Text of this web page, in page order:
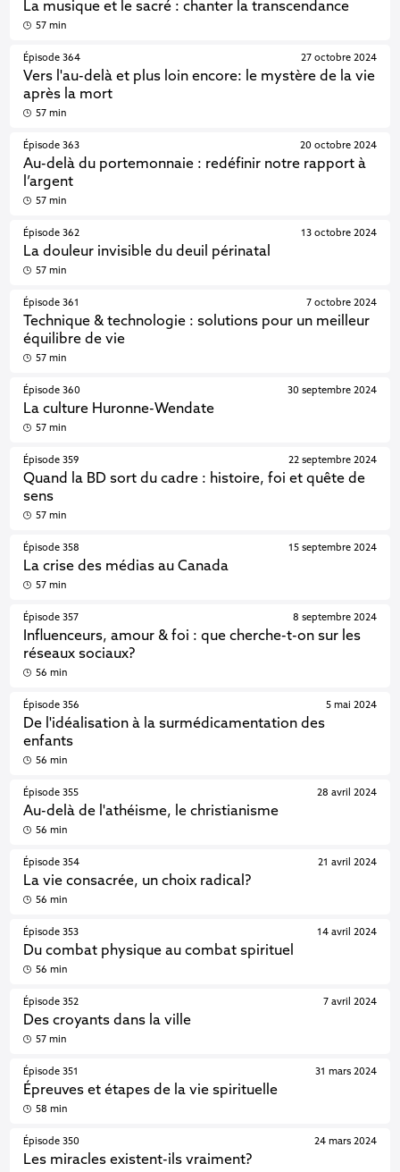
La musique et le sacré : chanter la transcendance
57 min
Épisode 364
Vers l'au-delà et plus loin encore: le mystère de la vie
après la mort
27 octobre 2024
57 min
Épisode 363
Au-delà du portemonnaie : redéfinir notre rapport à
l’argent
20 octobre 2024
57 min
Épisode 362
La douleur invisible du deuil périnatal
13 octobre 2024
57 min
Épisode 361
Technique & technologie : solutions pour un meilleur
équilibre de vie
7 octobre 2024
57 min
Épisode 360
La culture Huronne-Wendate
30 septembre 2024
57 min
Épisode 359
Quand la BD sort du cadre : histoire, foi et quête de
sens
22 septembre 2024
57 min
Épisode 358
La crise des médias au Canada
15 septembre 2024
57 min
Épisode 357
Influenceurs, amour & foi : que cherche-t-on sur les
réseaux sociaux?
8 septembre 2024
56 min
Épisode 356
De l'idéalisation à la surmédicamentation des
enfants
5 mai 2024
56 min
Épisode 355
Au-delà de l'athéisme, le christianisme
28 avril 2024
56 min
Épisode 354
La vie consacrée, un choix radical?
21 avril 2024
56 min
Épisode 353
Du combat physique au combat spirituel
14 avril 2024
56 min
Épisode 352
Des croyants dans la ville
7 avril 2024
57 min
Épisode 351
Épreuves et étapes de la vie spirituelle
31 mars 2024
58 min
Épisode 350
Les miracles existent-ils vraiment?
24 mars 2024